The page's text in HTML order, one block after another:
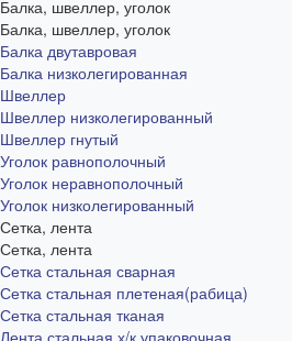
Балка, швеллер, уголок
Балка, швеллер, уголок
Балка двутавровая
Балка низколегированная
Швеллер
Швеллер низколегированный
Швеллер гнутый
Уголок равнополочный
Уголок неравнополочный
Уголок низколегированный
Сетка, лента
Сетка, лента
Сетка стальная сварная
Сетка стальная плетеная(рабица)
Сетка стальная тканая